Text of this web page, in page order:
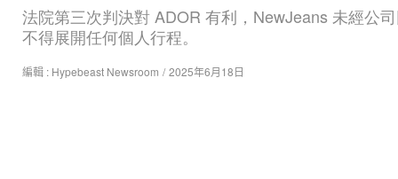
法院第三次判決對 ADOR 有利，NewJeans 未經公
不得展開任何個人行程。
編輯 : Hypebeast Newsroom / 2025年6月18日